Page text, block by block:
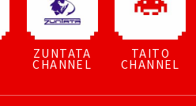
ZUNTATA
CHANNEL
TAITO
CHANNEL